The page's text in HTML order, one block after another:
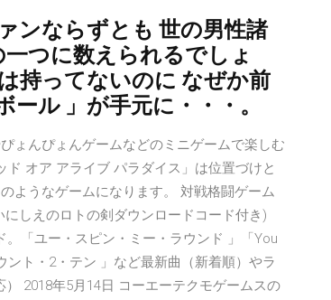
ンならずとも 世の男性諸
つに数えられるでしょ
持ってないのに なぜか前
ル 」が手元に・・・。
ょんぴょんゲームなどのミニゲームで楽しむ
オア アライブ パラダイス」は位置づけと
ようなゲームになります。 対戦格闘ゲーム
しえのロトの剣ダウンロードコード付き)
「ユー・スピン・ミー・ラウンド 」「You
ト・2・テン 」など最新曲（新着順）やラ
2018年5月14日 コーエーテクモゲームスの